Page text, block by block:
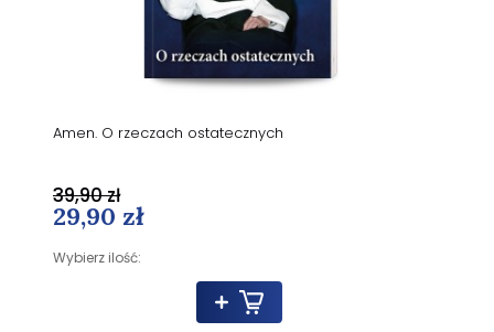
Amen. O rzeczach ostatecznych
29,90 zł
Wybierz ilość:
39,90 zł